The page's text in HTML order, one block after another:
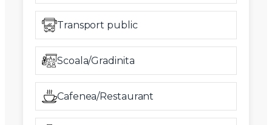
Transport public
Scoala/Gradinita
Cafenea/Restaurant